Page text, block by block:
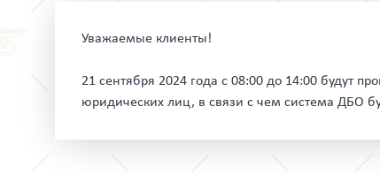
Уважаемые клиенты!
21 сентября 2024 года с 08:00 до 14:00 будут
юридических лиц, в связи с чем система ДБО